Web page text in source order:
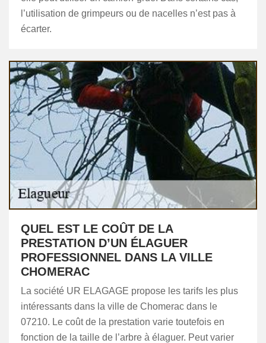
l’utilisation de grimpeurs ou de nacelles n’est pas à
écarter.
QUEL EST LE COÛT DE LA
PRESTATION D’UN ÉLAGUER
PROFESSIONNEL DANS LA VILLE
CHOMERAC
La société UR ELAGAGE propose les tarifs les plus
intéressants dans la ville de Chomerac dans le
07210. Le coût de la prestation varie toutefois en
fonction de la taille de l’arbre à élaguer. Peut varier